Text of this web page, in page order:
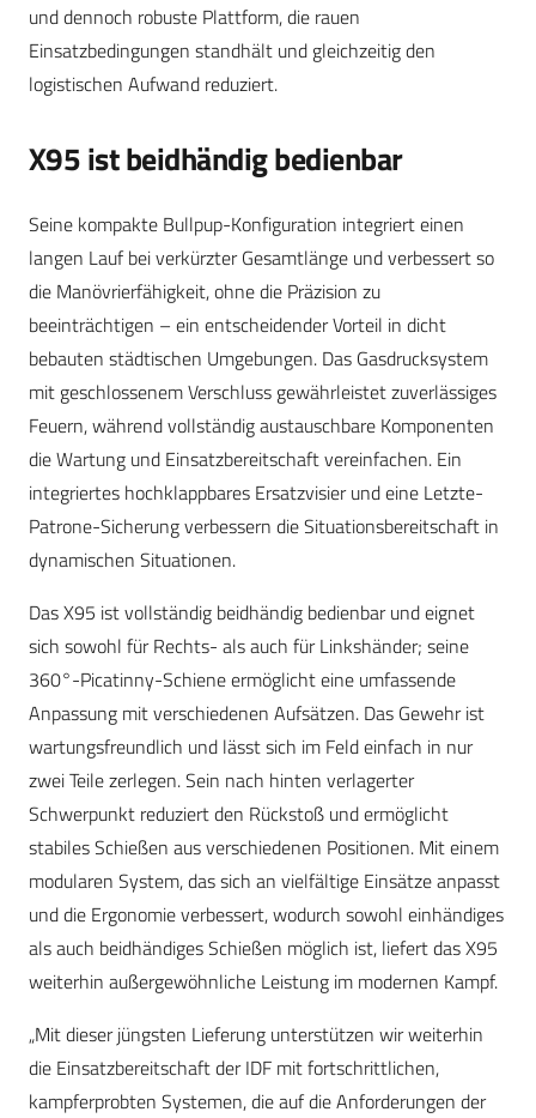
und dennoch robuste Plattform, die rauen
Einsatzbedingungen standhält und gleichzeitig den
logistischen Aufwand reduziert.
X95 ist beidhändig bedienbar
Seine kompakte Bullpup-Konfiguration integriert einen
langen Lauf bei verkürzter Gesamtlänge und verbessert so
die Manövrierfähigkeit, ohne die Präzision zu
beeinträchtigen – ein entscheidender Vorteil in dicht
bebauten städtischen Umgebungen. Das Gasdrucksystem
mit geschlossenem Verschluss gewährleistet zuverlässiges
Feuern, während vollständig austauschbare Komponenten
die Wartung und Einsatzbereitschaft vereinfachen. Ein
integriertes hochklappbares Ersatzvisier und eine Letzte-
Patrone-Sicherung verbessern die Situationsbereitschaft in
dynamischen Situationen.
Das X95 ist vollständig beidhändig bedienbar und eignet
sich sowohl für Rechts- als auch für Linkshänder; seine
360°-Picatinny-Schiene ermöglicht eine umfassende
Anpassung mit verschiedenen Aufsätzen. Das Gewehr ist
wartungsfreundlich und lässt sich im Feld einfach in nur
zwei Teile zerlegen. Sein nach hinten verlagerter
Schwerpunkt reduziert den Rückstoß und ermöglicht
stabiles Schießen aus verschiedenen Positionen. Mit einem
modularen System, das sich an vielfältige Einsätze anpasst
und die Ergonomie verbessert, wodurch sowohl einhändiges
als auch beidhändiges Schießen möglich ist, liefert das X95
weiterhin außergewöhnliche Leistung im modernen Kampf.
„Mit dieser jüngsten Lieferung unterstützen wir weiterhin
die Einsatzbereitschaft der IDF mit fortschrittlichen,
kampferprobten Systemen, die auf die Anforderungen der